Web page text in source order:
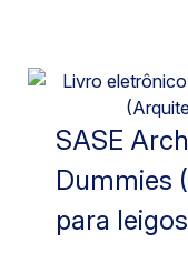
SASE
Dummies
para